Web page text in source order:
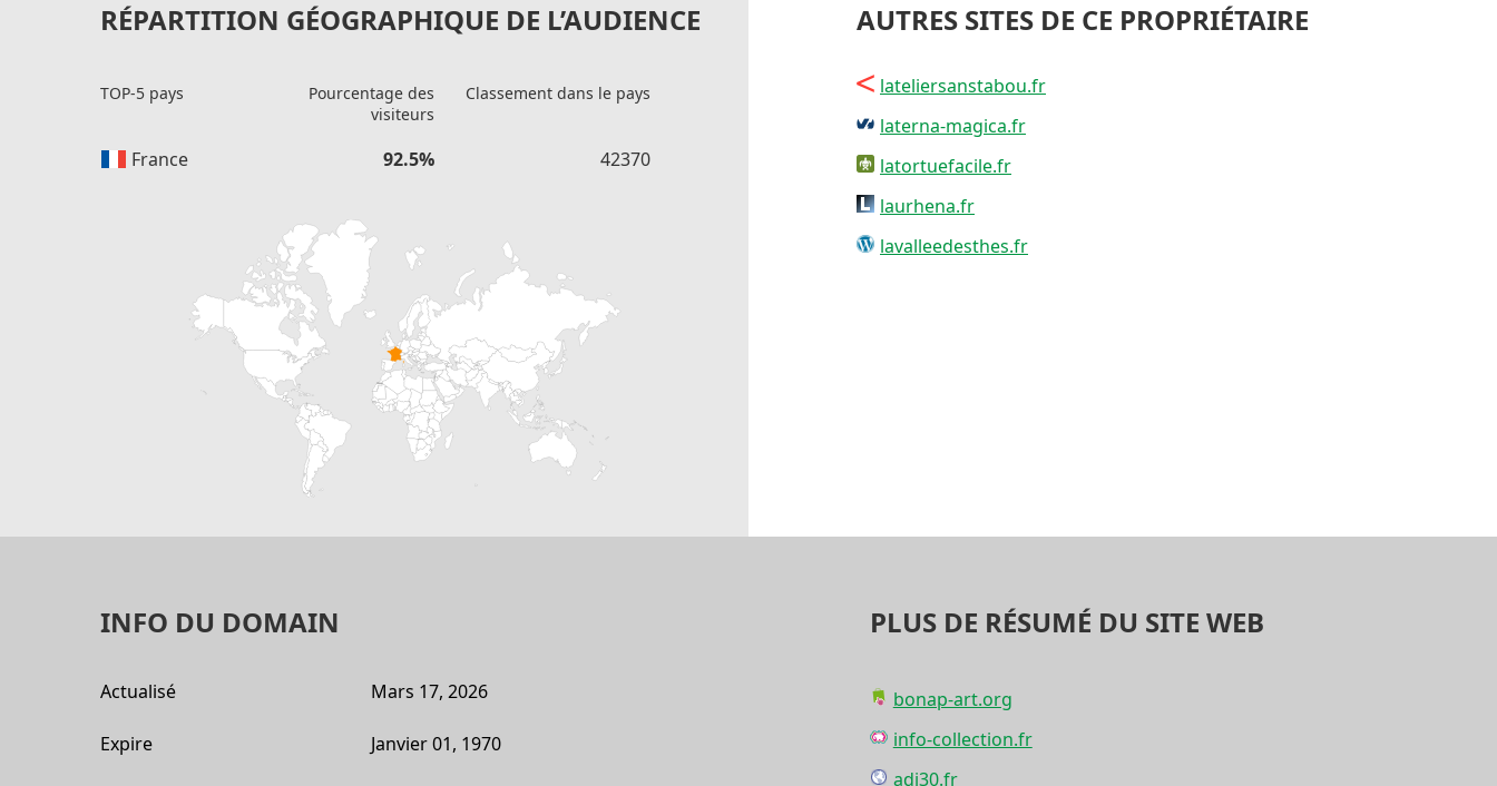
RÉPARTITION GÉOGRAPHIQUE DE L’AUDIENCE
TOP-5 pays
Pourcentage des
visiteurs
Classement dans le pays
France 92.5% 42370
AUTRES SITES DE CE PROPRIÉTAIRE
lateliersanstabou.fr
laterna-magica.fr
latortuefacile.fr
laurhena.fr
lavalleedesthes.fr
INFO DU DOMAIN
Actualisé Mars 17, 2026
Expire Janvier 01, 1970
PLUS DE RÉSUMÉ DU SITE WEB
bonap-art.org
info-collection.fr
adi30.fr